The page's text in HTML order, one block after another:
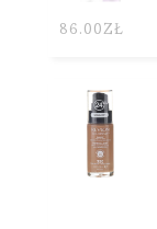
86.00ZŁ